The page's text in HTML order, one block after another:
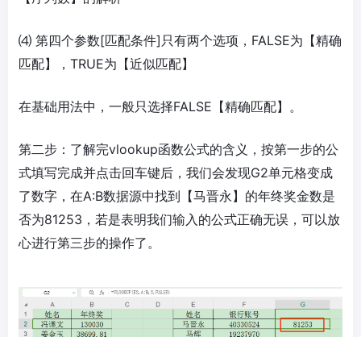
⑷ 第四个参数[匹配条件]只有两个选项，FALSE为【精确
匹配】，TRUE为【近似匹配】
在基础用法中，一般只选择FALSE【精确匹配】。
第二步：了解完vlookup函数公式的含义，按第一步的公
式填写完成并点击回车键后，我们会发现G2单元格变成
了数字，在A:B数据源中找到【马晋永】的年终奖金数是
否为81253，若是表明我们输入的公式正确无误，可以放
心进行第三步的操作了。